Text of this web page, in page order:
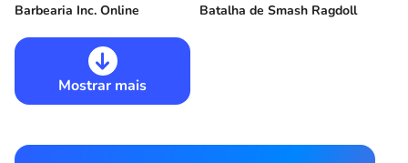
Barbearia Inc. Online Batalha de Smash Ragdoll
Mostrar mais